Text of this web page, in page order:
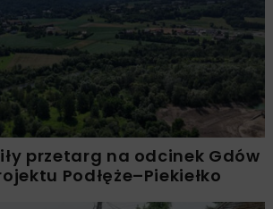
przetarg na odcinek Gdów
Podłęże–Piekiełko